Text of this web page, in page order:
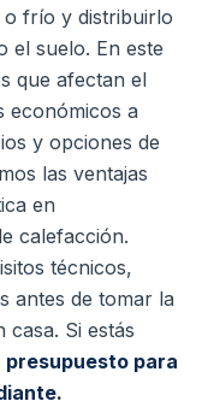
frío y distribuirlo
el suelo. En este
que afectan el
económicos a
y opciones de
las ventajas
en
calefacción.
técnicos,
antes de tomar la
casa. Si estás
presupuesto para